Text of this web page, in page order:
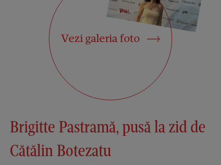
Vezi galeria foto
Brigitte Pastramă, pusă la zid de
Cătălin Botezatu